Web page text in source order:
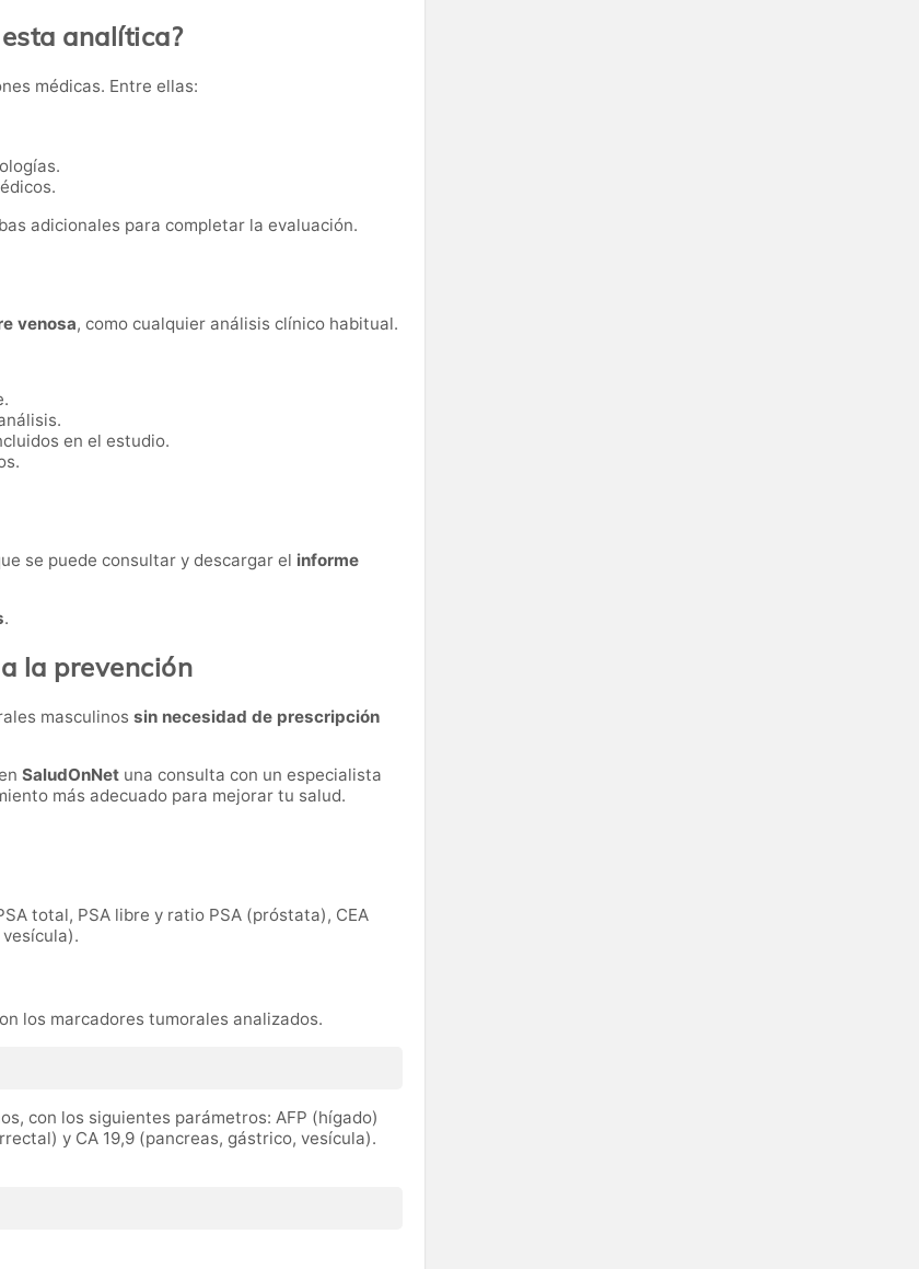
analítica?
médicas. Entre ellas:
adicionales para completar la evaluación.
venosa, como cualquier análisis clínico habitual.
en el estudio.
se puede consultar y descargar el informe
.
la prevención
masculinos sin necesidad de prescripción
SaludOnNet una consulta con un especialista
más adecuado para mejorar tu salud.
total, PSA libre y ratio PSA (próstata), CEA
los marcadores tumorales analizados.
con los siguientes parámetros: AFP (hígado)
y CA 19,9 (pancreas, gástrico, vesícula).